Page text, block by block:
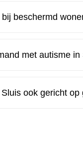
beschermd
met autisme in
ook gericht op